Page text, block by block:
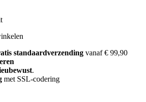
standaardverzending vanaf € 99,90
.
met SSL-codering